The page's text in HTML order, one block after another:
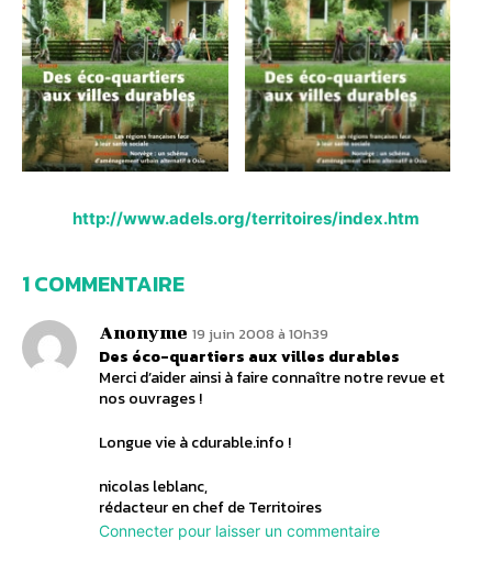
http://www.adels.org/territoires/index.htm
1 COMMENTAIRE
Anonyme 19 juin 2008 à 10h39
Des éco-quartiers aux villes durables
Merci d’aider ainsi à faire connaître notre revue et
nos ouvrages !
Longue vie à cdurable.info !
nicolas leblanc,
rédacteur en chef de Territoires
Connecter pour laisser un commentaire